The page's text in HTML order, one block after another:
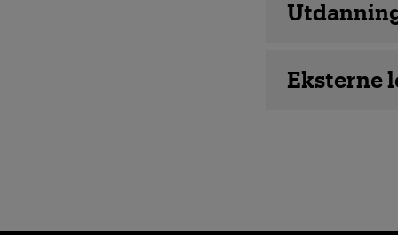
Eksterne